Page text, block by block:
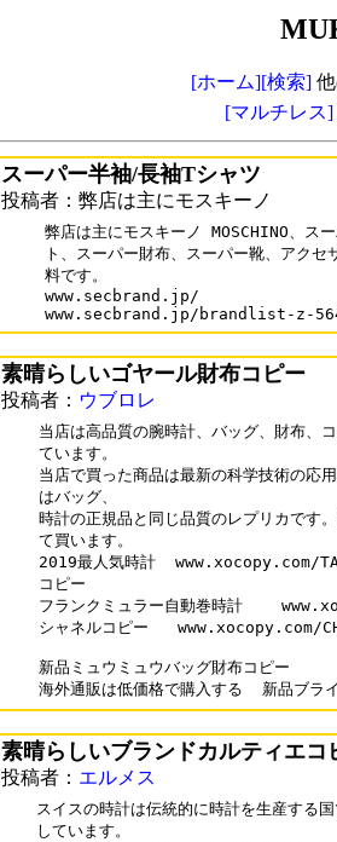
[ホーム][検索]
[マルチレス]
スーパー半袖/長袖Tシャツ
投稿者：弊店は主にモスキーノ
弊店は主にモスキーノ MOSCHINO、ス
ト、スーパー財布、スーパー靴、アク
料です。
www.secbrand.jp/
www.secbrand.jp/brandlist-z-
素晴らしいゴヤール財布コピー
投稿者： ウブロレ
当店は高品質の腕時計、バッグ、財布、
ています。
当店で買った商品は最新の科学技術の応
はバッグ、
時計の正規品と同じ品質のレプリカです
て買います。
2019最人気時計  www.xocopy.com/
コピー
フランクミュラー自動巻時計
シャネルコピー   www.xocopy.com/
新品ミュウミュウバッグ財布コピー
素晴らしいブランドカルティエコ
投稿者： エルメス
スイスの時計は伝統的に時計を生産する
しています。